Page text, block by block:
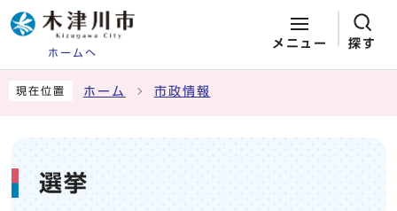
ホームへ
メニュー 探す
現在位置 ホーム 市政情報
選挙